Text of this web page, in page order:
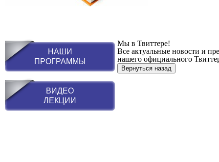
НАШИ
ПРОГРАММЫ
ВИДЕО
ЛЕКЦИИ
Мы в Твиттере!
Все актуальные новости и
нашего официального